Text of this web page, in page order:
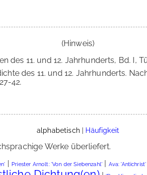
(Hinweis)
des 11. und 12. Jahrhunderts, Bd. I,
des 11. und 12. Jahrhunderts.
42.
alphabetisch| Häufigkeit
Werke überliefert.
| Priester Arnolt: 'Von der Siebenzahl' | Ava: 'Antichrist'